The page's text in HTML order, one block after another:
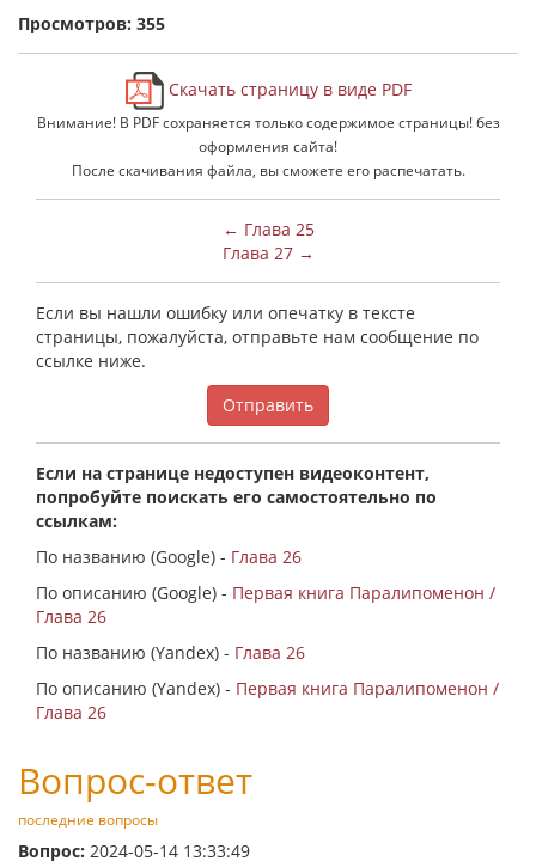
Просмотров: 355
Скачать страницу в виде PDF
Внимание! В PDF сохраняется только содержимое страницы! без
оформления сайта!
После скачивания файла, вы сможете его распечатать.
← Глава 25
Глава 27 →
Если вы нашли ошибку или опечатку в тексте
страницы, пожалуйста, отправьте нам сообщение по
ссылке ниже.
Отправить
Если на странице недоступен видеоконтент,
попробуйте поискать его самостоятельно по
ссылкам:
По названию (Google) - Глава 26
По описанию (Google) - Первая книга Паралипоменон /
Глава 26
По названию (Yandex) - Глава 26
По описанию (Yandex) - Первая книга Паралипоменон /
Глава 26
Вопрос-ответ
последние вопросы
Вопрос: 2024-05-14 13:33:49